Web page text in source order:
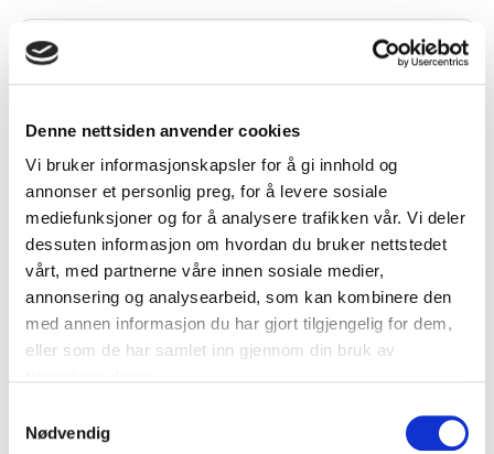
Denne nettsiden anvender cookies
Vi bruker informasjonskapsler for å gi innhold og
annonser et personlig preg, for å levere sosiale
mediefunksjoner og for å analysere trafikken vår. Vi deler
dessuten informasjon om hvordan du bruker nettstedet
vårt, med partnerne våre innen sosiale medier,
annonsering og analysearbeid, som kan kombinere den
med annen informasjon du har gjort tilgjengelig for dem,
eller som de har samlet inn gjennom din bruk av
Nødvendig
Om arrangementet
På demodagen vil startups presentere sine
løsninger (MVP´s) for oppdragsgiver og alle andre
med tilsvarende behov. Du får en anledning til å bli
kjent med selskapene bak ideene, og deltar du
fysisk blir det også mulig å møte dem.
Program
12:30-13:00 Registrering (kun for de som deltar
13:15 Presentasjon av prosjektene